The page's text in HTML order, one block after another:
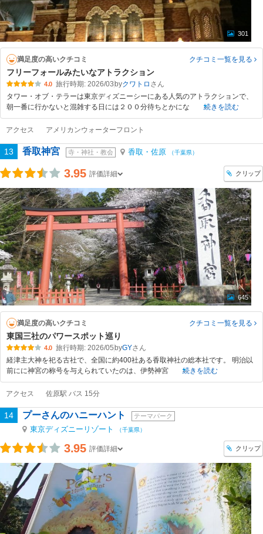
301
満足度の高いクチコミ クチコミ一覧を見る
フリーフォールみたいなアトラクション
4.0 旅行時期: 2026/03 byクワトロ
タワー・オブ・テラーは東京ディズニーシーにある人気のアトラクションで、
朝一番に行かないと混雑する日には２００分待ちとかにな
続きを読む
アクセス アメリカンウォーターフロント
13 香取神宮 寺・神社・教会 香取・佐原 （千葉県）
3.95 評価詳細 クリップ
645
満足度の高いクチコミ クチコミ一覧を見る
東国三社のパワースポット巡り
4.0 旅行時期: 2026/05 byGY
経津主大神を祀る古社で、全国に約400社ある香取神社の総本社です。 明治以
前にに神宮の称号を与えられていたのは、伊勢神宮
続きを読む
アクセス 佐原駅 バス 15分
14 プーさんのハニーハント テーマパーク
東京ディズニーリゾート （千葉県）
3.95 評価詳細 クリップ